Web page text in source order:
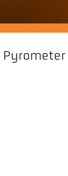
Pyrometer